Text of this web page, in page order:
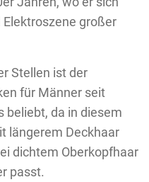
Elektroszene großer
Stellen ist der
für Männer seit
beliebt, da in diesem
längerem Deckhaar
dichtem Oberkopfhaar
passt.